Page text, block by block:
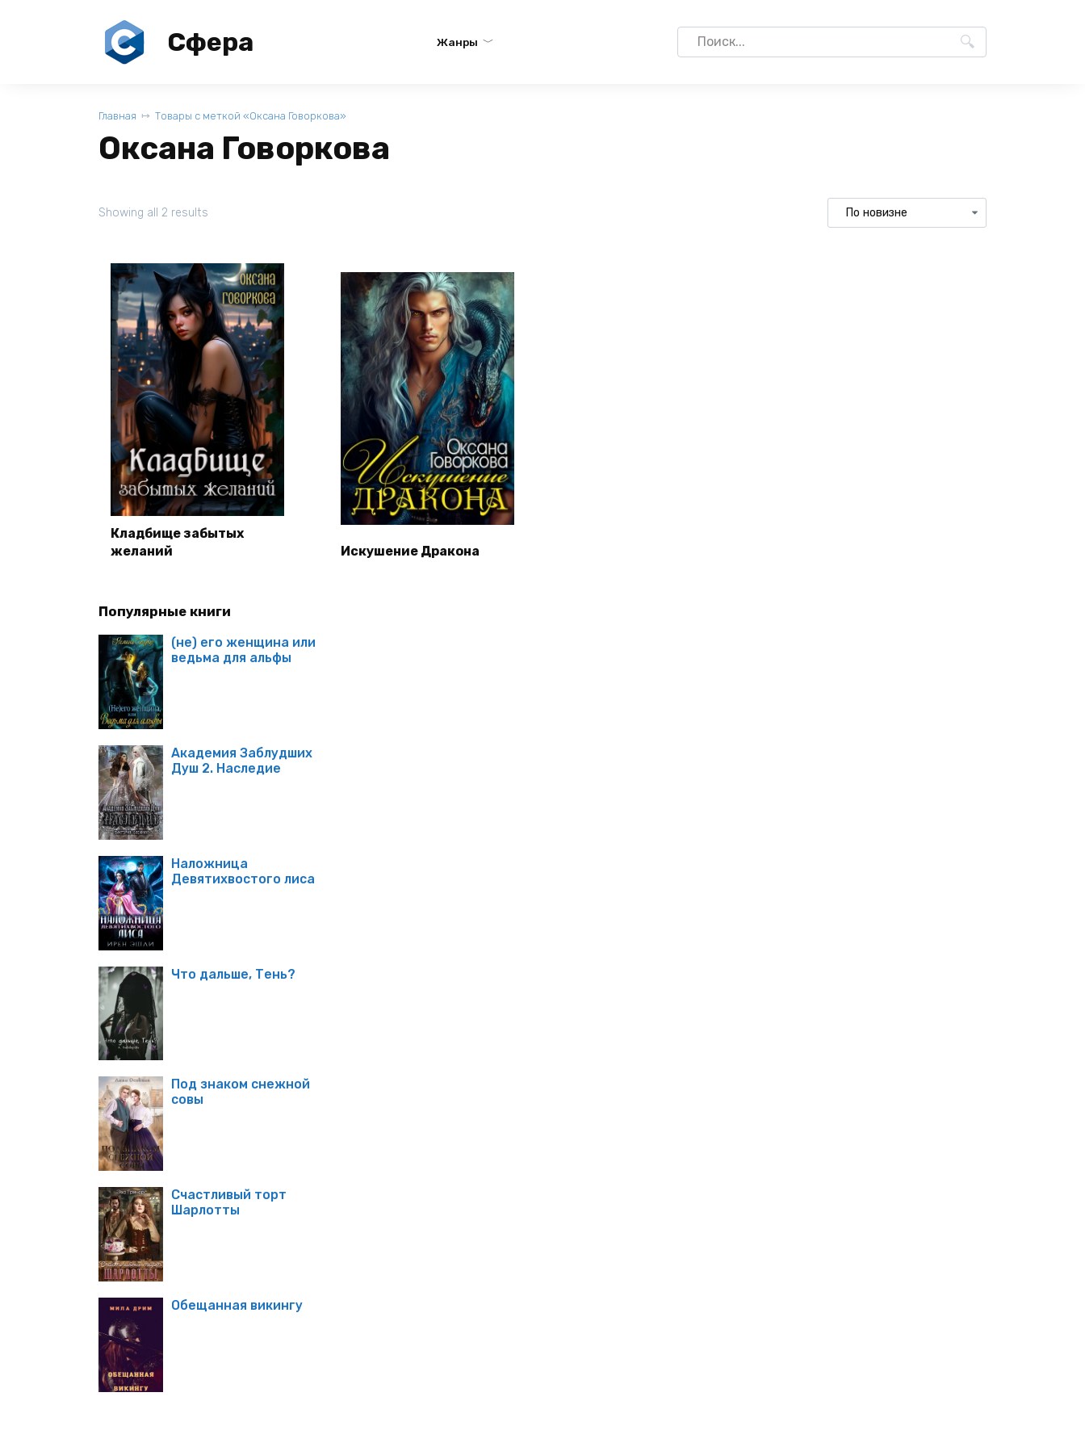
Сфера Жанры
Search
for:
Главная Товары с меткой «Оксана Говоркова»
Оксана Говоркова
Showing all 2 results
Кладбище забытых
желаний
Искушение Дракона
Популярные книги
(не) его женщина или
ведьма для альфы
Академия Заблудших
Душ 2. Наследие
Наложница
Девятихвостого лиса
Что дальше, Тень?
Под знаком снежной
совы
Счастливый торт
Шарлотты
Обещанная викингу